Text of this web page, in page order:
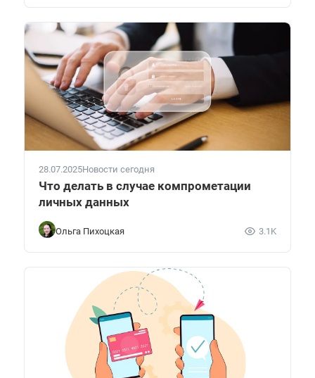
28.07.2025Новости сегодня
Что делать в случае компрометации
личных данных
Ольга Пихоцкая 3.1K